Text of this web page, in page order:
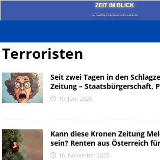
ZEIT IM BLICK
Das News-Blog mit dem kritischen Blick auf die Zeit!
Terroristen
Seit zwei Tagen in den
Zeitung – Staatsbürgerschaft,
19. Juni 2026
Kann diese Kronen Zeitung
sein? Renten aus Österreich
16. November 2025